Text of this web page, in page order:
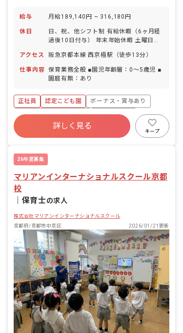
給与 月給189,140円 ~ 316,180円
休日
日、祝、他シフト制 有給休暇（6ヶ月経
過後10日付与） 年末年始休暇 土曜日は
アクセス
阪急京都本線 西京極駅（徒歩13分）
仕事内容 保育業務全般 ■園児年齢層：0～5歳児 ■
園庭有無：あり
正社員 認定こども園
ボーナス・賞与あり
寮・住宅・家賃補助あり
社会保険完備
退職金制度
残業少なめ
詳しく見る
キープ
26年度募集
マリアンインターナショナルスクール京都
校
保育士の求人
株式会社マリアンインターナショナルスクール
京都府/京都市中京区
2026/01/21更新